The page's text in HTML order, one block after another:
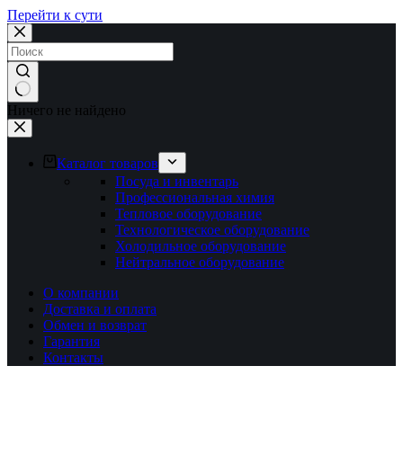
Перейти к сути
Ничего не найдено
Каталог товаров
Посуда и инвентарь
Профессиональная химия
Тепловое оборудование
Технологическое оборудование
Холодильное оборудование
Нейтральное оборудование
О компании
Доставка и оплата
Обмен и возврат
Гарантия
Контакты